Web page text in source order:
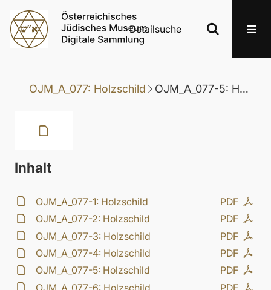
Detailsuche
OJM_A_077: Holzschild OJM_A_077-5: Holzschild
Inhalt
PDF
OJM_A_077-1: Holzschild
PDF
OJM_A_077-2: Holzschild
PDF
OJM_A_077-3: Holzschild
PDF
OJM_A_077-4: Holzschild
PDF
OJM_A_077-5: Holzschild
PDF
OJM_A_077-6: Holzschild